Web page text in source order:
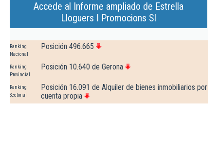
Accede al Informe ampliado de Estrella
Lloguers I Promocions Sl
Ranking
Nacional
Posición 496.665
Ranking
Provincial
Posición 10.640 de Gerona
Ranking
Sectorial
Posición 16.091 de Alquiler de bienes inmobiliarios por
cuenta propia